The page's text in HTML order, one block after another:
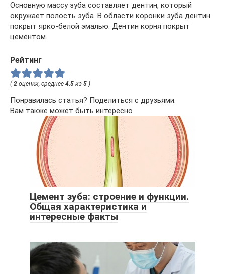
Основную массу зуба составляет дентин, который
окружает полость зуба. В области коронки зуба дентин
покрыт ярко-белой эмалью. Дентин корня покрыт
цементом.
Рейтинг
(2 оценки, среднее 4.5 из 5 )
Понравилась статья? Поделиться с друзьями:
Вам также может быть интересно
Цемент зуба: строение и функции.
Общая характеристика и
интересные факты